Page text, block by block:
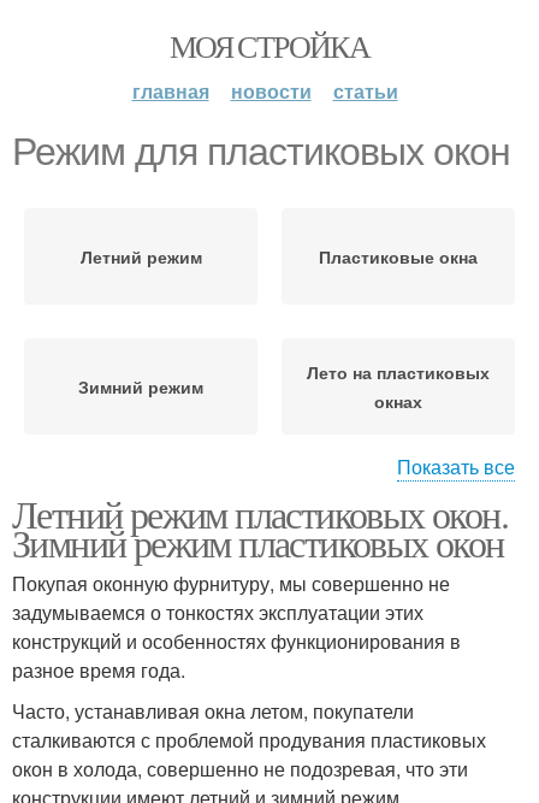
МОЯ СТРОЙКА
главная новости статьи
Режим для пластиковых окон
Летний режим Пластиковые окна
Зимний режим
Лето на пластиковых
окнах
Века в зимний режим Окна на зимний режим
Окна на зимний период Окна в зимний и
Показать все
Летний режим пластиковых окон.
Зимний режим пластиковых окон
Покупая оконную фурнитуру, мы совершенно не
задумываемся о тонкостях эксплуатации этих
конструкций и особенностях функционирования в
разное время года.
Часто, устанавливая окна летом, покупатели
сталкиваются с проблемой продувания пластиковых
окон в холода, совершенно не подозревая, что эти